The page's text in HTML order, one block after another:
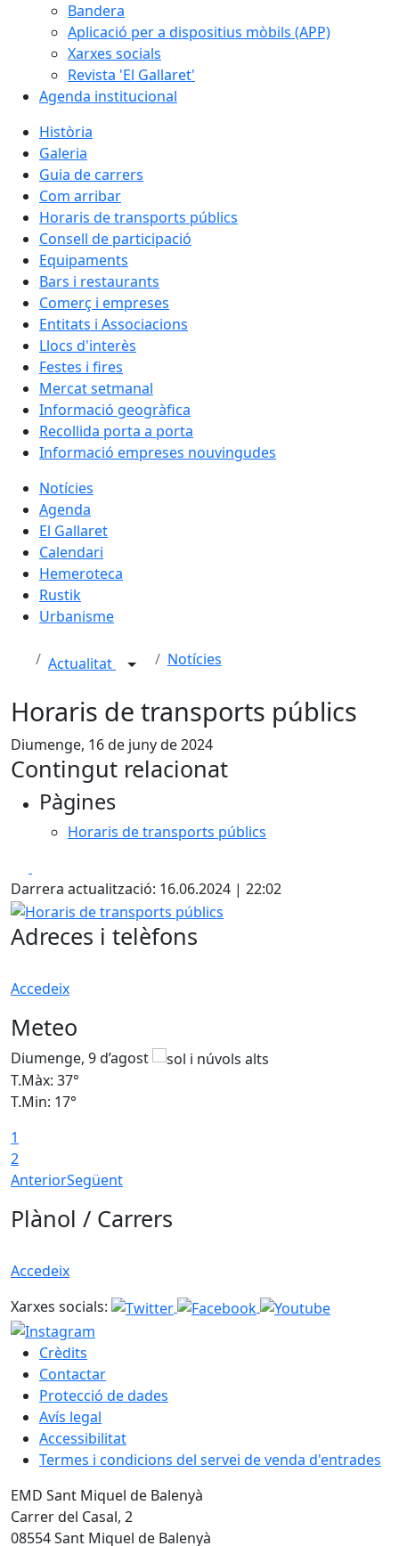
Bandera
Aplicació per a dispositius mòbils (APP)
Xarxes socials
Revista 'El Gallaret'
Agenda institucional
Història
Galeria
Guia de carrers
Com arribar
Horaris de transports públics
Consell de participació
Equipaments
Bars i restaurants
Comerç i empreses
Entitats i Associacions
Llocs d'interès
Festes i fires
Mercat setmanal
Informació geogràfica
Recollida porta a porta
Informació empreses nouvingudes
Notícies
Agenda
El Gallaret
Calendari
Hemeroteca
Rustik
Urbanisme
Actualitat Notícies
Horaris de transports públics
Diumenge, 16 de juny de 2024
Contingut relacionat
Pàgines
Horaris de transports públics
Darrera actualització: 16.06.2024 | 22:02
Horaris de transports públics
Adreces i telèfons
Accedeix
Meteo
Diumenge, 9 d’agost
T.Màx: 37°
T.Min: 17°
1
2
AnteriorSegüent
Plànol / Carrers
Accedeix
Xarxes socials:
Crèdits
Contactar
Protecció de dades
Avís legal
Accessibilitat
Termes i condicions del servei de venda d'entrades
EMD Sant Miquel de Balenyà
Carrer del Casal, 2
08554 Sant Miquel de Balenyà